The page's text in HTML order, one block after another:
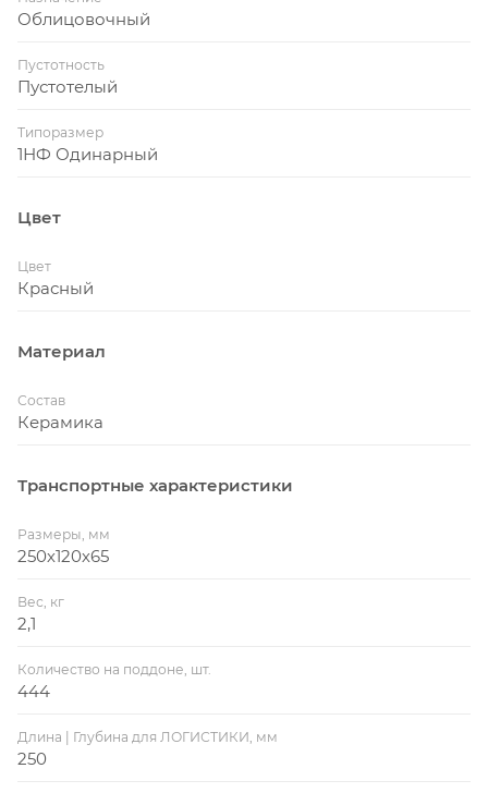
Облицовочный
Пустотность
Пустотелый
Типоразмер
1НФ Одинарный
Цвет
Цвет
Красный
Материал
Состав
Керамика
Транспортные характеристики
Размеры, мм
250х120х65
Вес, кг
2,1
Количество на поддоне, шт.
444
Длина | Глубина для ЛОГИСТИКИ, мм
250